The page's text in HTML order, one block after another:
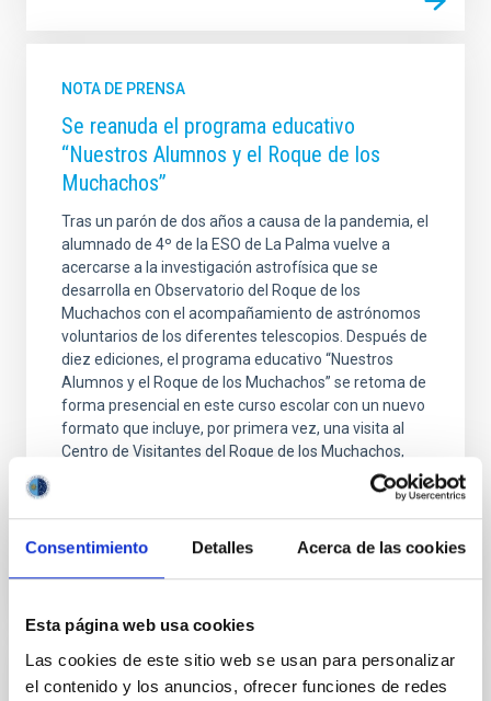
Consentimiento Detalles Acerca de las cookies
Esta página web usa cookies
Las cookies de este sitio web se usan para personalizar
el contenido y los anuncios, ofrecer funciones de redes
NOTA DE PRENSA
Se reanuda el programa educativo
“Nuestros Alumnos y el Roque de los
Muchachos”
Tras un parón de dos años a causa de la pandemia, el
alumnado de 4º de la ESO de La Palma vuelve a
acercarse a la investigación astrofísica que se
desarrolla en Observatorio del Roque de los
Muchachos con el acompañamiento de astrónomos
voluntarios de los diferentes telescopios. Después de
diez ediciones, el programa educativo “Nuestros
Alumnos y el Roque de los Muchachos” se retoma de
forma presencial en este curso escolar con un nuevo
formato que incluye, por primera vez, una visita al
Centro de Visitantes del Roque de los Muchachos,
gracias a la colaboración del Cabildo Insular de La
Fecha de publicación 06/05/2022 - 08:00
NOTA DE PRENSA